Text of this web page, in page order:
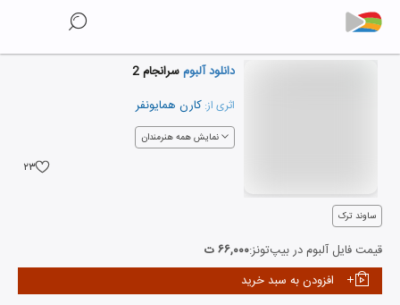
دانلود آلبومسرانجام 2
اثری از: کارن همایونفر
نمایش همه هنرمندان
۲۳
ساوند ترک
قیمت فایل آلبوم در بیپ‌تونز:۶۶,۰۰۰ ت
افزودن به سبد خرید